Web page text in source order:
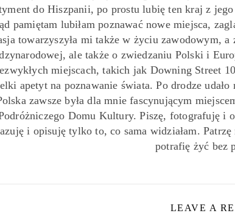
do Hiszpanii, po prostu lubię ten kraj z
pamiętam lubiłam poznawać nowe miejsca,
towarzyszyła mi także w życiu zawodowym,
ale także o zwiedzaniu Polski i
miejscach, takich jak Downing Street
apetyt na poznawanie świata. Po drodze
zawsze była dla mnie fascynującym
Domu Kultury. Piszę, fotografuję i
i opisuję tylko to, co sama widziałam.
potrafię żyć bez
LEAVE A